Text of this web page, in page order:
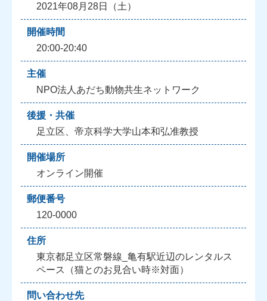
2021年08月28日（土）
開催時間
20:00-20:40
主催
NPO法人あだち動物共生ネットワーク
後援・共催
足立区、帝京科学大学山本和弘准教授
開催場所
オンライン開催
郵便番号
120-0000
住所
東京都足立区常磐線_亀有駅近辺のレンタルス
ペース（猫とのお見合い時※対面）
問い合わせ先